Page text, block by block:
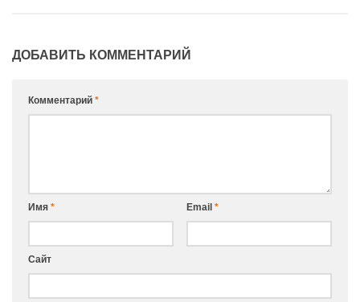
ДОБАВИТЬ КОММЕНТАРИЙ
Комментарий *
Имя * Email *
Сайт